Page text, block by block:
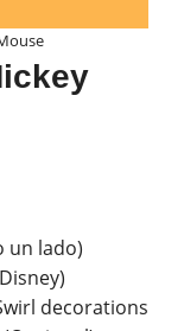
un lado)
decorations